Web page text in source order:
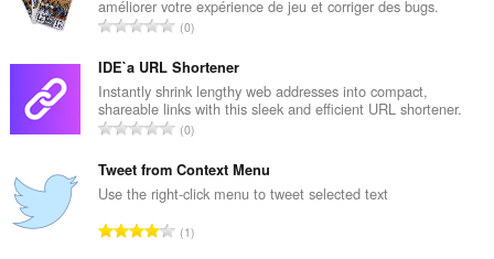
j
o
c
j
e
n
:
a
n
r
o
j
o
c
j
n
améliorer votre expérience de jeu et corriger des bugs.
U
u
p
a
n
r
o
j
o
0
IDE`a URL Shortener
Instantly shrink lengthy web addresses into compact,
shareable links with this sleek and efficient URL shortener.
U
u
p
n
0
Tweet from Context Menu
Use the right-click menu to tweet selected text
U1